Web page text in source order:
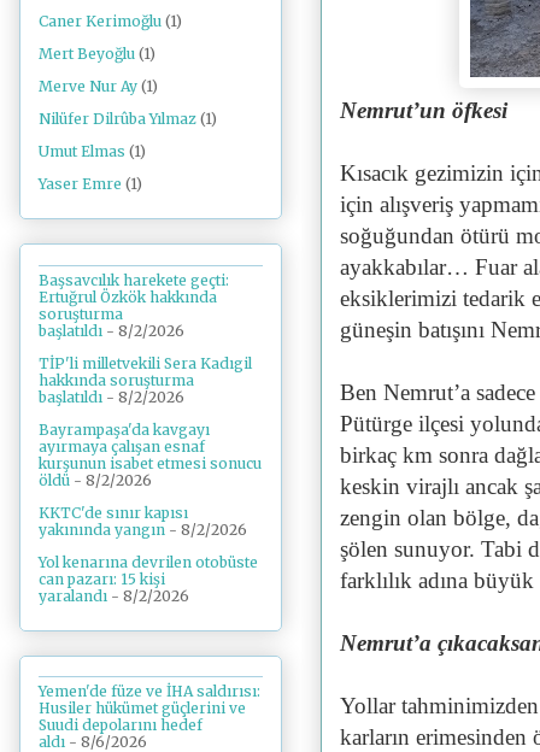
Nemrut’un öfkesi
Kısacık gezimizin
için alışveriş
soğuğundan ötürü
ayakkabılar… Fuar
eksiklerimizi tedarik
güneşin batışını
Ben Nemrut’a
Pütürge ilçesi
birkaç km sonra
keskin virajlı ancak
zengin olan bölge,
şölen sunuyor. Tabi
farklılık adına
Nemrut’a
Yollar
karların
Caner Kerimoğlu (1)
Mert Beyoğlu (1)
Merve Nur Ay (1)
Nilüfer Dilrûba Yılmaz (1)
Umut Elmas (1)
Yaser Emre (1)
Başsavcılık harekete geçti:
Ertuğrul Özkök hakkında
soruşturma
başlatıldı - 8/2/2026
TİP'li milletvekili Sera Kadıgil
hakkında soruşturma
başlatıldı - 8/2/2026
Bayrampaşa'da kavgayı
ayırmaya çalışan esnaf
kurşunun isabet etmesi sonucu
öldü - 8/2/2026
KKTC'de sınır kapısı
yakınında yangın - 8/2/2026
Yol kenarına devrilen otobüste
can pazarı: 15 kişi
yaralandı - 8/2/2026
Yemen'de füze ve İHA saldırısı:
Husiler hükümet güçlerini ve
Suudi depolarını hedef
aldı - 8/6/2026